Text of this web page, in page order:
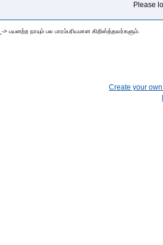
Please
-> பயனற்ற நாயும் பல பாரம்பரியமான கிறிஸ்த்தவர்களும்.
Create your